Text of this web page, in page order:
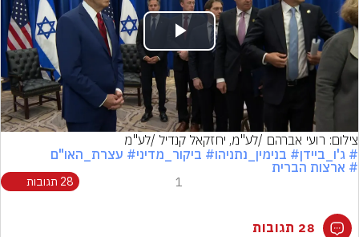
Play
Video
צילום: רועי אברהם /לע"מ, יחזקאל קנדיל /לע"מ
# ג'ו_ביידן# בנימין_נתניהו# ביקור_מדיני# עצרת_האו"ם
# ארצות הברית
1 28 תגובות
28 תגובות